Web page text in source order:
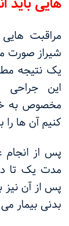
مراقبت
شیراز صورت
یک نتیجه
این جراحی
مخصوص به
کنیم آن ها را
پس از انجام
مدت یک تا
پس از آن
بدنی بیمار